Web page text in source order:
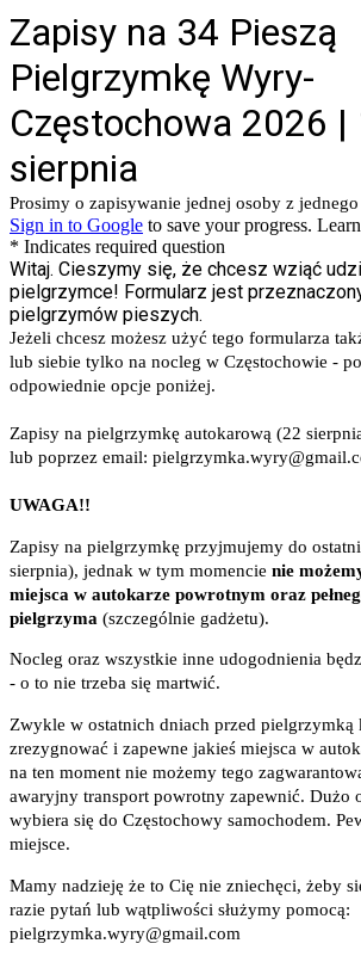
Zapisy na 34 Pieszą
Pielgrzymkę Wyry-
Częstochowa 2026 |
sierpnia
Prosimy o zapisywanie jednej osoby z
Sign in to Google to save your progress.
* Indicates required question
Witaj. Cieszymy się, że chcesz wziąć
pielgrzymce! Formularz jest
pielgrzymów pieszych.
Jeżeli chcesz możesz użyć tego formularza
lub siebie tylko na nocleg w Częstochowie -
odpowiednie opcje poniżej.
Zapisy na pielgrzymkę autokarową (22
lub poprzez email:
UWAGA!!
Zapisy na pielgrzymkę przyjmujemy do
sierpnia), jednak w tym momencie nie
miejsca w autokarze powrotnym oraz
pielgrzyma (szczególnie gadżetu).
Nocleg oraz wszystkie inne udogodnienia
- o to nie trzeba się martwić.
Zwykle w ostatnich dniach przed pielgrzymką
zrezygnować i zapewne jakieś miejsca w
na ten moment nie możemy tego
awaryjny transport powrotny zapewnić. Dużo
wybiera się do Częstochowy samochodem.
miejsce.
Mamy nadzieję że to Cię nie zniechęci, żeby
razie pytań lub wątpliwości służymy pomocą:
pielgrzymka.wyry@gmail.com